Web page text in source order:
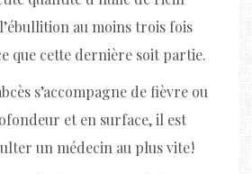
au moins trois fois
que cette dernière soit partie.
s’accompagne de fièvre ou
et en surface, il est
un médecin au plus vite !